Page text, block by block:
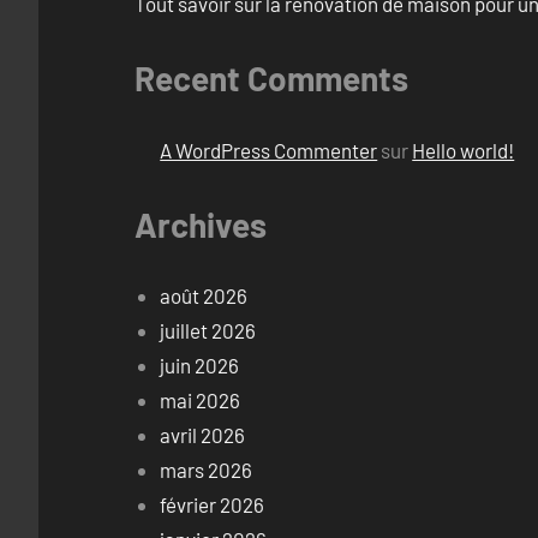
Recent Comments
A WordPress Commenter sur Hello world!
Archives
août 2026
juillet 2026
juin 2026
mai 2026
avril 2026
mars 2026
février 2026